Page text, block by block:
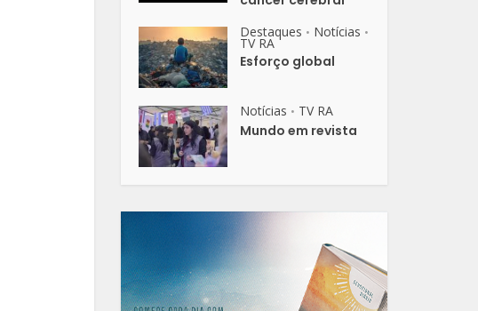
Destaques • Notícias •
TV RA
Esforço global
Notícias • TV RA
Mundo em revista